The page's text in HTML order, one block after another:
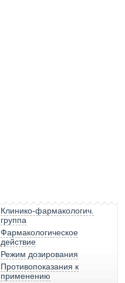
Клинико-фармакологич.
группа
Фармакологическое
действие
Режим дозирования
Противопоказания к
применению